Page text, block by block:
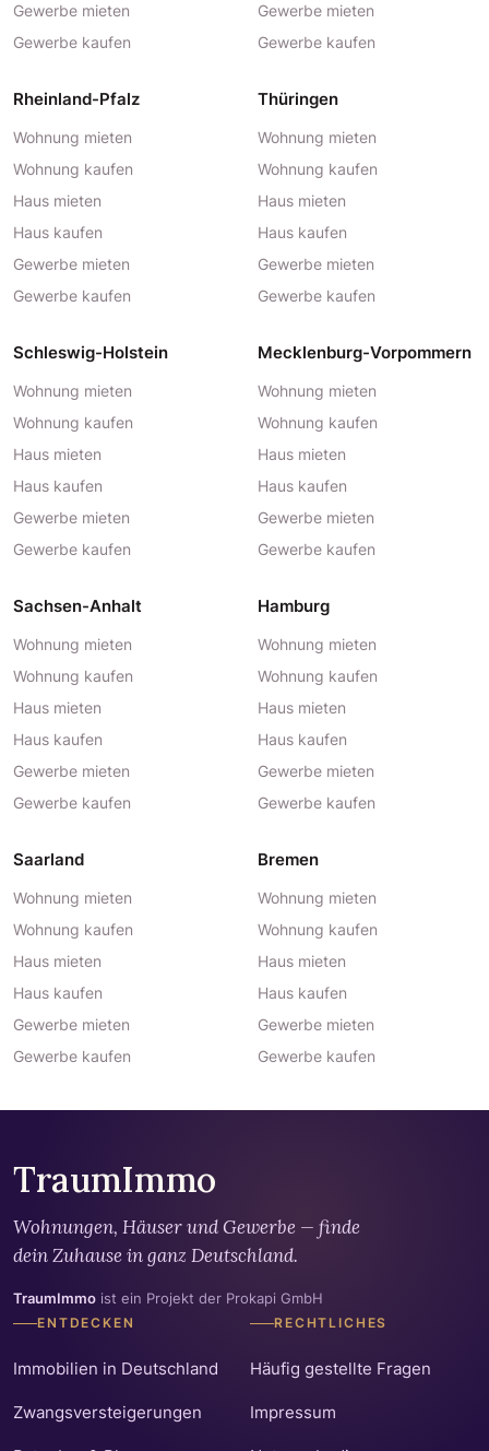
Gewerbe mieten
Gewerbe kaufen
Gewerbe mieten
Gewerbe kaufen
Rheinland-Pfalz
Wohnung mieten
Wohnung kaufen
Haus mieten
Haus kaufen
Gewerbe mieten
Gewerbe kaufen
Thüringen
Wohnung mieten
Wohnung kaufen
Haus mieten
Haus kaufen
Gewerbe mieten
Gewerbe kaufen
Schleswig-Holstein
Wohnung mieten
Wohnung kaufen
Haus mieten
Haus kaufen
Gewerbe mieten
Gewerbe kaufen
Mecklenburg-Vorpommern
Wohnung mieten
Wohnung kaufen
Haus mieten
Haus kaufen
Gewerbe mieten
Gewerbe kaufen
Sachsen-Anhalt
Wohnung mieten
Wohnung kaufen
Haus mieten
Haus kaufen
Gewerbe mieten
Gewerbe kaufen
Hamburg
Wohnung mieten
Wohnung kaufen
Haus mieten
Haus kaufen
Gewerbe mieten
Gewerbe kaufen
Saarland
Wohnung mieten
Wohnung kaufen
Haus mieten
Haus kaufen
Gewerbe mieten
Gewerbe kaufen
Bremen
Wohnung mieten
Wohnung kaufen
Haus mieten
Haus kaufen
Gewerbe mieten
Gewerbe kaufen
TraumImmo
Wohnungen, Häuser und Gewerbe — finde
dein Zuhause in ganz Deutschland.
TraumImmo ist ein Projekt der Prokapi GmbH
ENTDECKEN
Immobilien in Deutschland
Zwangsversteigerungen
RECHTLICHES
Häufig gestellte Fragen
Impressum